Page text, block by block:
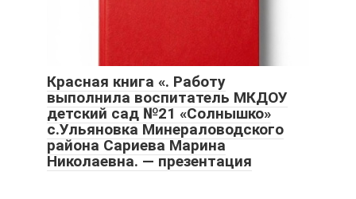
Красная книга «. Работу
выполнила воспитатель МКДОУ
детский сад №21 «Солнышко»
с.Ульяновка Минераловодского
района Сариева Марина
Николаевна. — презентация